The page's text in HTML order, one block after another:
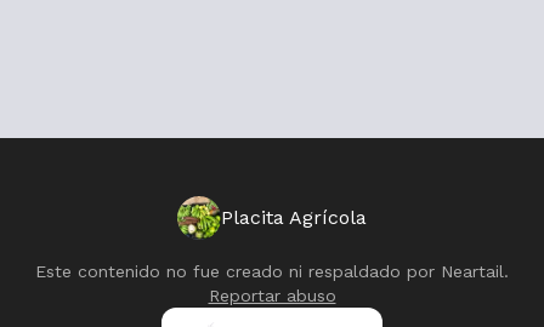
Placita Agrícola
Este contenido no fue creado ni respaldado por Neartail.
Reportar abuso